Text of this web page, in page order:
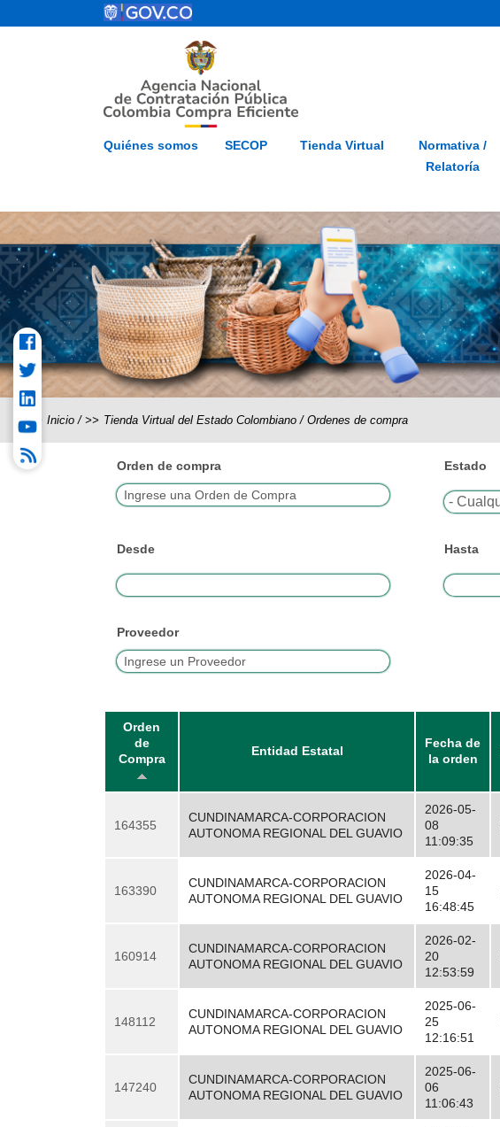
Pasar al contenido principal
Inicio Mapa del Sitio Glosario
Quiénes somos SECOP Tienda Virtual
Normativa /
Relatoría
Inicio / Tienda Virtual del Estado Colombiano / Ordenes de compra
Orden de compra Estado
Desde Hasta
Proveedor
Orden
de
Compra
Entidad Estatal
Fecha de
la orden
164355
CUNDINAMARCA-CORPORACION
AUTONOMA REGIONAL DEL GUAVIO
2026-05-
08
11:09:35
163390
CUNDINAMARCA-CORPORACION
AUTONOMA REGIONAL DEL GUAVIO
2026-04-
15
16:48:45
160914
CUNDINAMARCA-CORPORACION
AUTONOMA REGIONAL DEL GUAVIO
2026-02-
20
12:53:59
148112
CUNDINAMARCA-CORPORACION
AUTONOMA REGIONAL DEL GUAVIO
2025-06-
25
12:16:51
147240
CUNDINAMARCA-CORPORACION
AUTONOMA REGIONAL DEL GUAVIO
2025-06-
06
11:06:43